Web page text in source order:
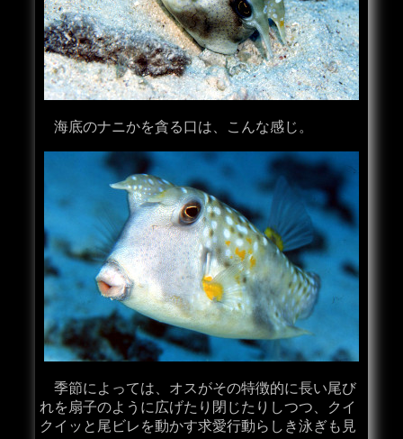
海底のナニかを貪る口は、こんな感じ。
季節によっては、オスがその特徴的に長い尾び
れを扇子のように広げたり閉じたりしつつ、クイ
クイッと尾ビレを動かす求愛行動らしき泳ぎも見